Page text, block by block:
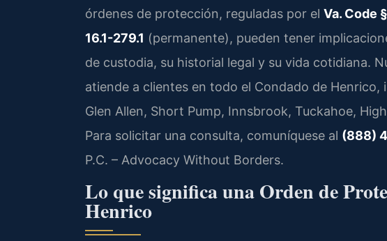
órdenes de protección, reguladas por el Va. Code
16.1-279.1 (permanente), pueden tener
de custodia, su historial legal y su vida cotidiana.
atiende a clientes en todo el Condado de
Glen Allen, Short Pump, Innsbrook, Tuckahoe,
Para solicitar una consulta, comuníquese al (888)
P.C. – Advocacy Without Borders.
Lo que significa una Orden de
Henrico